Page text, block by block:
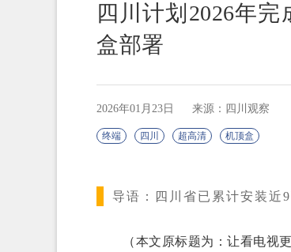
四川计划2026年
盒部署
2026年01月23日 来源：四川观察
终端 四川 超高清 机顶盒
导语： 四川省已累计安装近
（本文原标题为：让看电视更